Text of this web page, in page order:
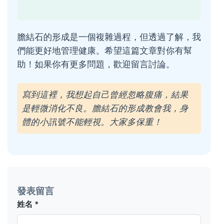
膽結石的形成是一個複雜過程，但透過了解，我
們能更好地管理健康。希望這篇文章對你有幫
助！如果你有更多問題，歡迎留言討論。
寫到這裡，我想起自己曾經忽略腹痛，結果
是輕微消化不良。膽結石的形成教會我，身
體的小訊號不能輕視。大家多保重！
發表留言
姓名 *